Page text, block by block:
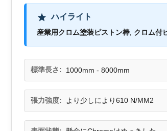
ハイライト
産業用クロム塗装ピストン棒 クロム付
標準長さ: 1000mm - 8000mm
張力強度: より少しにより610 N/MM2